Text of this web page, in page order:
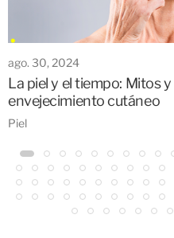
ago. 30, 2024
La piel y el tiempo: Mitos
envejecimiento cutáneo
Piel